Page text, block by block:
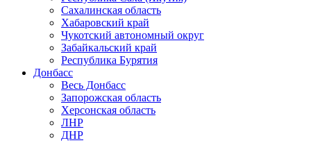
Сахалинская область
Хабаровский край
Чукотский автономный округ
Забайкальский край
Республика Бурятия
Донбасс
Весь Донбасс
Запорожская область
Херсонская область
ЛНР
ДНР